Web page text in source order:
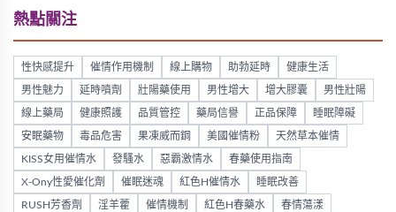
熱點關注
性快感提升 催情作用機制 線上購物 助勃延時 健康生活
男性魅力 延時噴劑 壯陽藥使用 男性增大 增大膠囊 男性壯陽
線上藥局 健康照護 品質管控 藥局信譽 正品保障 睡眠障礙
安眠藥物 毒品危害 果凍威而鋼 美國催情粉 天然草本催情
KISS女用催情水 發騷水 惡霸激情水 春藥使用指南
X-Ony性愛催化劑 催眠迷魂 紅色H催情水 睡眠改善
RUSH芳香劑 淫羊藿 催情機制 紅色H春藥水 春情蕩漾